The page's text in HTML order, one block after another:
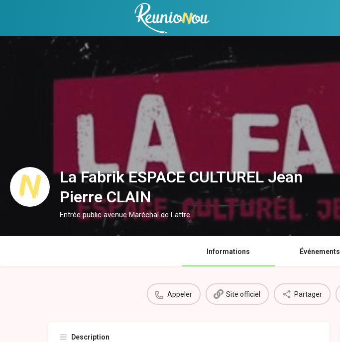
La Fabrik ESPACE CULTUREL Jean
Pierre CLAIN
Entrée public avenue Maréchal de Lattre
Informations Événements
Appeler Site officiel Partager
Description